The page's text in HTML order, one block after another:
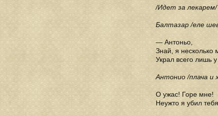
/Идет за лекарем/
Балтазар /еле
— Антоньо,
Знай, я несколько
Украл всего лишь
Антонио /плача и
О ужас! Горе мне!
Неужто я убил